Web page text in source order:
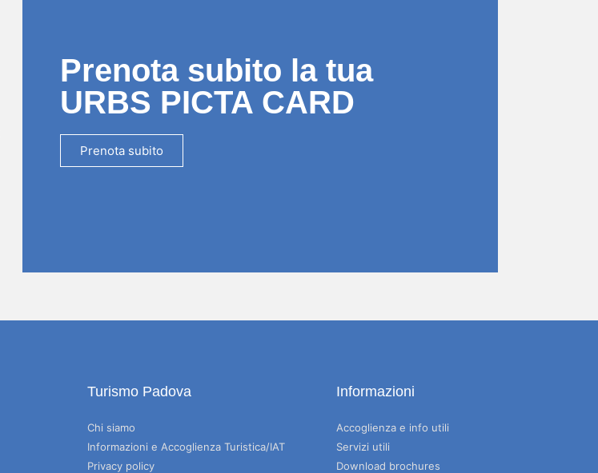
Prenota subito la tua
URBS PICTA CARD
Prenota subito
Turismo Padova
Chi siamo
Informazioni e Accoglienza Turistica/IAT
Privacy policy
Informazioni
Accoglienza e info utili
Servizi utili
Download brochures